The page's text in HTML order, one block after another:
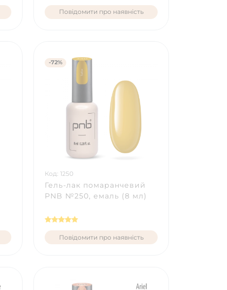
Повідомити про наявність
-72%
Код: 1250
Гель-лак помаранчевий
PNB №250, емаль (8 мл)
Повідомити про наявність